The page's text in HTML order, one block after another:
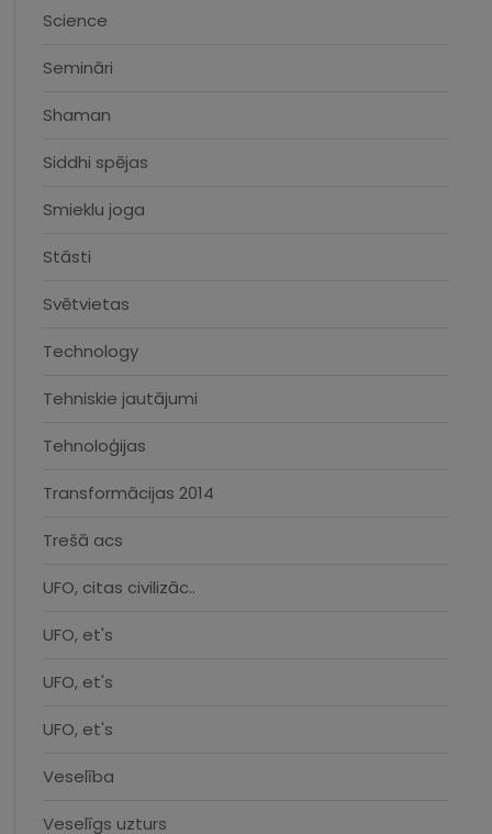
Science
Semināri
Shaman
Siddhi spējas
Smieklu joga
Stāsti
Svētvietas
Technology
Tehniskie jautājumi
Tehnoloģijas
Transformācijas 2014
Trešā acs
UFO, citas civilizāc..
UFO, et's
UFO, et's
UFO, et's
Veselība
Veselīgs uzturs